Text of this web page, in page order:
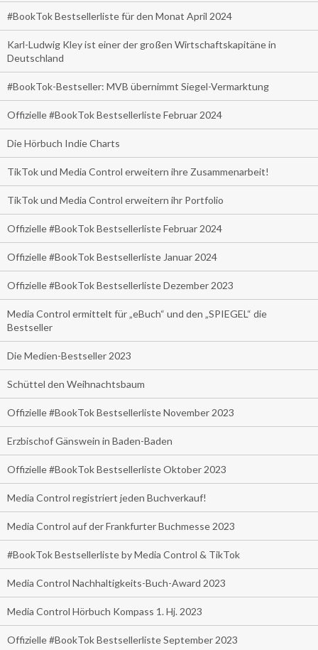
#BookTok Bestsellerliste für den Monat April 2024
Karl-Ludwig Kley ist einer der großen Wirtschaftskapitäne in
Deutschland
#BookTok-Bestseller: MVB übernimmt Siegel-Vermarktung
Offizielle #BookTok Bestsellerliste Februar 2024
Die Hörbuch Indie Charts
TikTok und Media Control erweitern ihre Zusammenarbeit!
TikTok und Media Control erweitern ihr Portfolio
Offizielle #BookTok Bestsellerliste Februar 2024
Offizielle #BookTok Bestsellerliste Januar 2024
Offizielle #BookTok Bestsellerliste Dezember 2023
Media Control ermittelt für „eBuch“ und den „SPIEGEL“ die
Bestseller
Die Medien-Bestseller 2023
Schüttel den Weihnachtsbaum
Offizielle #BookTok Bestsellerliste November 2023
Erzbischof Gänswein in Baden-Baden
Offizielle #BookTok Bestsellerliste Oktober 2023
Media Control registriert jeden Buchverkauf!
Media Control auf der Frankfurter Buchmesse 2023
#BookTok Bestsellerliste by Media Control & TikTok
Media Control Nachhaltigkeits-Buch-Award 2023
Media Control Hörbuch Kompass 1. Hj. 2023
Offizielle #BookTok Bestsellerliste September 2023